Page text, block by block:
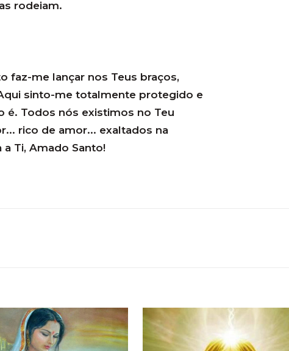
rodeiam.
faz-me lançar nos Teus braços,
sinto-me totalmente protegido e
é. Todos nós existimos no Teu
rico de amor... exaltados na
a Ti, Amado Santo!